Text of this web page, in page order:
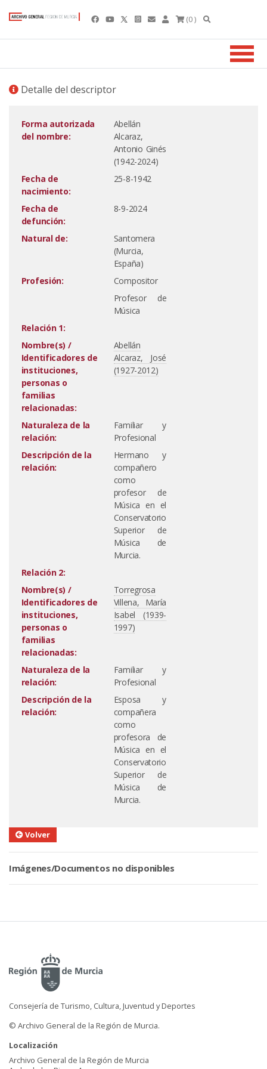
(0 )
Detalle del descriptor
Forma autorizada
del nombre:
Abellán
Alcaraz,
Antonio Ginés
(1942-2024)
Fecha de
nacimiento:
25-8-1942
Fecha de
defunción:
8-9-2024
Natural de:
Santomera
(Murcia,
España)
Profesión:
Compositor
Profesor de
Música
Relación 1:
Nombre(s) /
Identificadores de
instituciones,
personas o
familias
relacionadas:
Abellán
Alcaraz, José
(1927-2012)
Naturaleza de la
relación:
Familiar y
Profesional
Descripción de la
relación:
Hermano y
compañero
como
profesor de
Música en el
Conservatorio
Superior de
Música de
Murcia.
Relación 2:
Nombre(s) /
Identificadores de
instituciones,
personas o
familias
relacionadas:
Torregrosa
Villena, María
Isabel (1939-
1997)
Naturaleza de la
relación:
Familiar y
Profesional
Descripción de la
relación:
Esposa y
compañera
como
profesora de
Música en el
Conservatorio
Superior de
Música de
Murcia.
Volver
Imágenes/Documentos no disponibles
Consejería de Turismo, Cultura, Juventud y Deportes
© Archivo General de la Región de Murcia.
Localización
Archivo General de la Región de Murcia